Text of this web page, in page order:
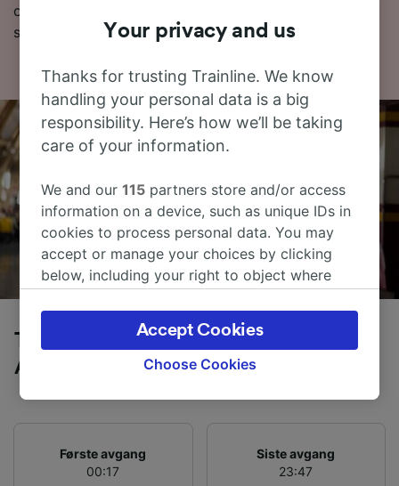
og siste tog), vanlige spørsmål og tips om hvordan du
sikrer deg billetter til en lav pris.
Tog fra Leiden Centraal til
Amsterdam-Centraal
Første avgang
00:17
Siste avgang
23:47
Your privacy and us
Thanks for trusting Trainline. We know
handling your personal data is a big
responsibility. Here’s how we’ll be taking
care of your information.
We and our115 partners store and/or access
information on a device, such as unique IDs in
cookies to process personal data. You may
accept or manage your choices by clicking
below, including your right to object where
the privacy policy page. These choices will be
signaled to our partners and will not affect
browsing data. Your data will not be used for
track you.
Use precise geolocation data. Actively scan
device characteristics for identification. Store
Choose Cookies
Accept Cookies